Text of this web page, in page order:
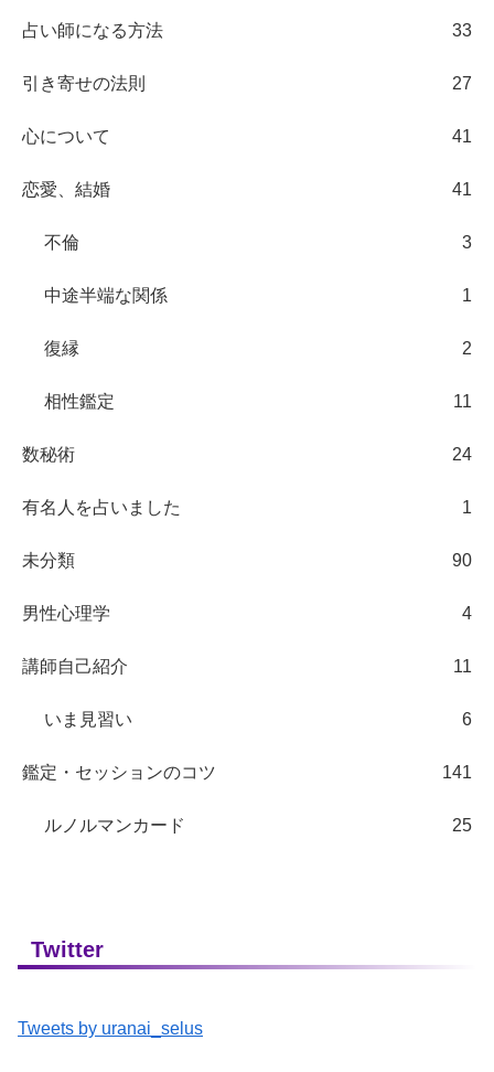
占い師になる方法 33
引き寄せの法則 27
心について 41
恋愛、結婚 41
不倫 3
中途半端な関係 1
復縁 2
相性鑑定 11
数秘術 24
有名人を占いました 1
未分類 90
男性心理学 4
講師自己紹介 11
いま見習い 6
鑑定・セッションのコツ 141
ルノルマンカード 25
Twitter
Tweets by uranai_selus